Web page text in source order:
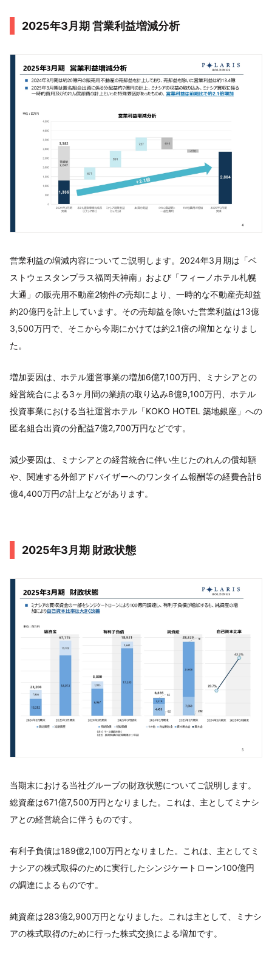
2025年3月期 営業利益増減分析
営業利益の増減内容についてご説明します。2024年3月期は「ベ
ストウェスタンプラス福岡天神南」および「フィーノホテル札幌
大通」の販売用不動産2物件の売却により、一時的な不動産売却益
約20億円を計上しています。その売却益を除いた営業利益は13億
3,500万円で、そこから今期にかけては約2.1倍の増加となりまし
た。
増加要因は、ホテル運営事業の増加6億7,100万円、ミナシアとの
経営統合による3ヶ月間の業績の取り込み8億9,100万円、ホテル
投資事業における当社運営ホテル「KOKO HOTEL 築地銀座」への
匿名組合出資の分配益7億2,700万円などです。
減少要因は、ミナシアとの経営統合に伴い生じたのれんの償却額
や、関連する外部アドバイザーへのワンタイム報酬等の経費合計6
億4,400万円の計上などがあります。
2025年3月期 財政状態
当期末における当社グループの財政状態についてご説明します。
総資産は671億7,500万円となりました。これは、主としてミナシ
アとの経営統合に伴うものです。
有利子負債は189億2,100万円となりました。これは、主としてミ
ナシアの株式取得のために実行したシンジケートローン100億円
の調達によるものです。
純資産は283億2,900万円となりました。これは主として、ミナシ
アの株式取得のために行った株式交換による増加です。